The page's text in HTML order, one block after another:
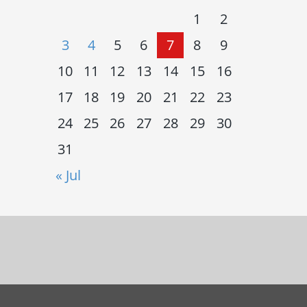
« Jul
1
2
3
4 5 6 7 8
9
10
11 12 13 14 15
16
17
18 19 20 21 22
23
24
25 26 27 28 29
30
31